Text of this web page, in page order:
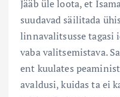
Jääb üle loota, et
suudavad säilitada
linnavalitsusse
vaba valitsemistava.
ent kuulates
avaldusi, kuidas ta ei